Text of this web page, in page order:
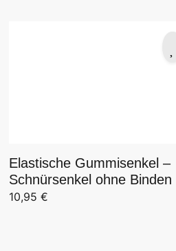
Elastische Gummisenkel –
Schnürsenkel ohne Binden
10,95 €